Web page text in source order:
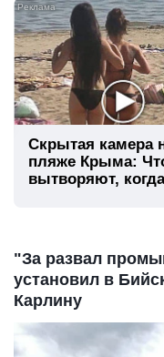
Скрытая камера
пляже Крыма:
вытворяют,
"За развал
установил в
Карлину